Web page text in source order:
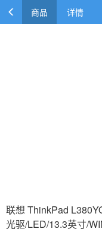
商品 详情
联想 ThinkPad
光驱/LED/13.3英寸/